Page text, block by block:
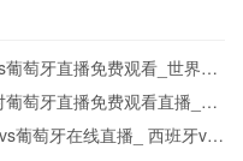
萄牙直播免费观看_世界杯
视频直播
萄牙直播免费观看直播_世
无插件
葡萄牙在线直播_ 西班牙vs